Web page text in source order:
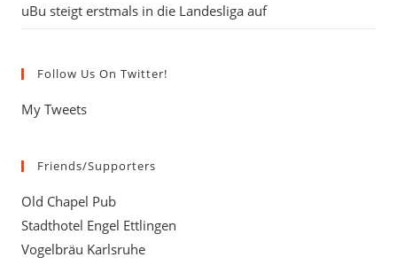
uBu steigt erstmals in die Landesliga auf
Follow Us On Twitter!
My Tweets
Friends/Supporters
Old Chapel Pub
Stadthotel Engel Ettlingen
Vogelbräu Karlsruhe